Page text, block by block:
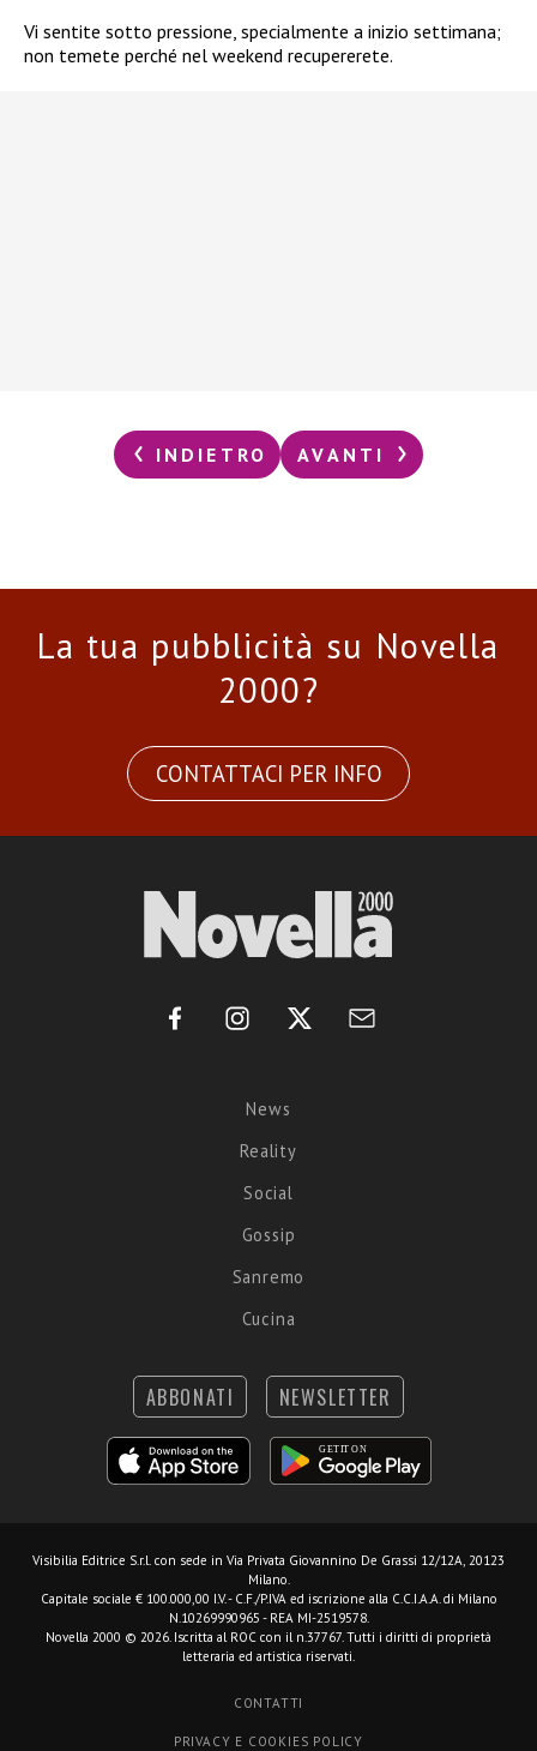
Vi sentite sotto pressione, specialmente a inizio settimana;
non temete perché nel weekend recupererete.
INDIETRO AVANTI
La tua pubblicità su Novella
2000?
CONTATTACI PER INFO
News
Reality
Social
Gossip
Sanremo
Cucina
ABBONATI NEWSLETTER
Visibilia Editrice S.r.l. con sede in Via Privata Giovannino De Grassi 12/12A, 20123
Milano.
Capitale sociale € 100.000,00 I.V. - C.F./P.IVA ed iscrizione alla C.C.I.A.A. di Milano
N.10269990965 - REA MI-2519578.
Novella 2000 © 2026. Iscritta al ROC con il n.37767. Tutti i diritti di proprietà
letteraria ed artistica riservati.
CONTATTI
PRIVACY E COOKIES POLICY